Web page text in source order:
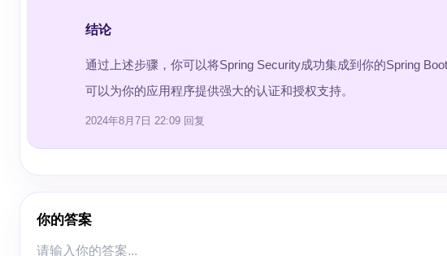
结论
通过上述步骤，你可以将Spring Security成功集成到你的Spring
可以为你的应用程序提供强大的认证和授权支持。
2024年8月7日 22:09 回复
你的答案